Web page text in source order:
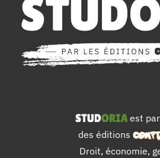
est
des éditions
Droit, économie,